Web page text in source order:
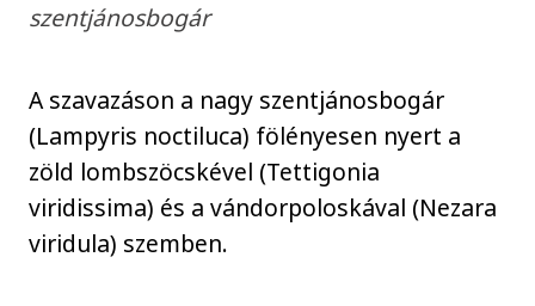
szentjánosbogár
A szavazáson a nagy szentjánosbogár
(Lampyris noctiluca) fölényesen nyert a
zöld lombszöcskével (Tettigonia
viridissima) és a vándorpoloskával (Nezara
viridula) szemben.